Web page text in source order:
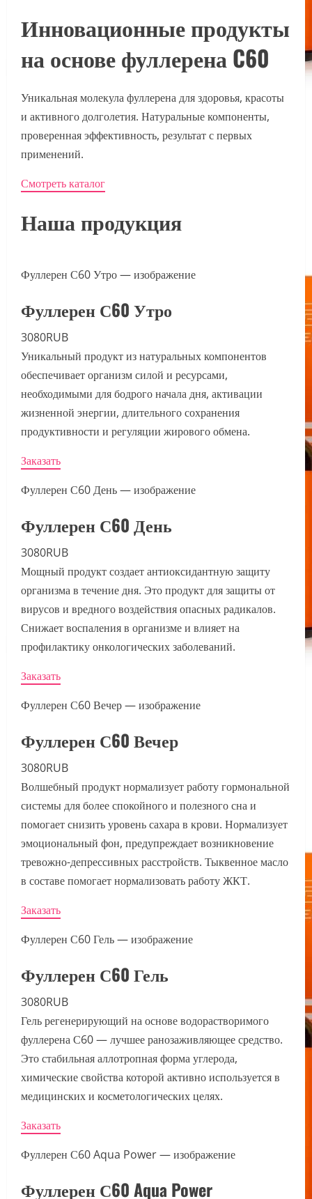
Инновационные продукты
на основе фуллерена C60
Уникальная молекула фуллерена для здоровья, красоты
и активного долголетия. Натуральные компоненты,
проверенная эффективность, результат с первых
применений.
Смотреть каталог
Наша продукция
Фуллерен С60 Утро — изображение
Фуллерен С60 Утро
3080RUB
Уникальный продукт из натуральных компонентов
обеспечивает организм силой и ресурсами,
необходимыми для бодрого начала дня, активации
жизненной энергии, длительного сохранения
продуктивности и регуляции жирового обмена.
Заказать
Фуллерен С60 День — изображение
Фуллерен С60 День
3080RUB
Мощный продукт создает антиоксидантную защиту
организма в течение дня. Это продукт для защиты от
вирусов и вредного воздействия опасных радикалов.
Снижает воспаления в организме и влияет на
профилактику онкологических заболеваний.
Заказать
Фуллерен С60 Вечер — изображение
Фуллерен С60 Вечер
3080RUB
Волшебный продукт нормализует работу гормональной
системы для более спокойного и полезного сна и
помогает снизить уровень сахара в крови. Нормализует
эмоциональный фон, предупреждает возникновение
тревожно-депрессивных расстройств. Тыквенное масло
в составе помогает нормализовать работу ЖКТ.
Заказать
Фуллерен С60 Гель — изображение
Фуллерен С60 Гель
3080RUB
Гель регенерирующий на основе водорастворимого
фуллерена С60 — лучшее ранозаживляющее средство.
Это стабильная аллотропная форма углерода,
химические свойства которой активно используется в
медицинских и косметологических целях.
Заказать
Фуллерен С60 Aqua Power — изображение
Фуллерен С60 Aqua Power